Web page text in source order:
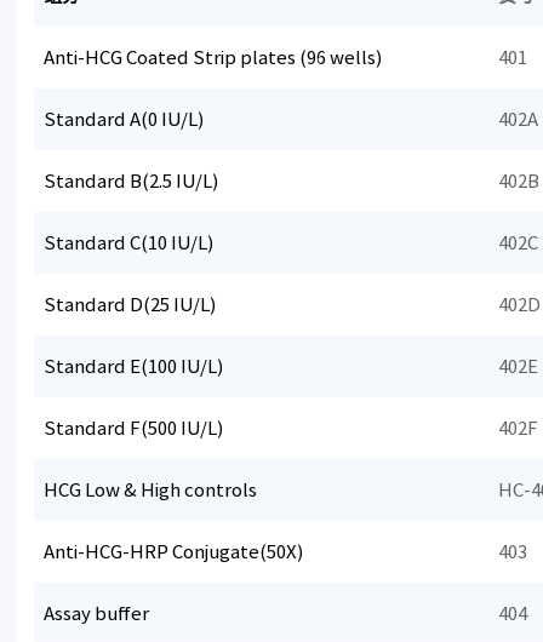
Anti-HCG Coated Strip plates (96 wells) 401
Standard A(0 IU/L) 402A
Standard B(2.5 IU/L) 402B
Standard C(10 IU/L) 402C
Standard D(25 IU/L) 402D
Standard E(100 IU/L) 402E
Standard F(500 IU/L) 402F
HCG Low & High controls HC-
Anti-HCG-HRP Conjugate(50X) 403
Assay buffer 404